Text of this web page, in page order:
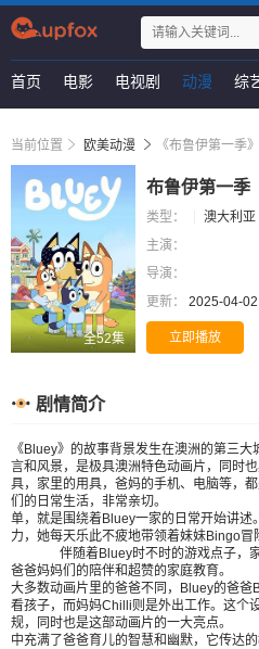
首页 电影 电视剧 动漫 综
当前位置 欧美动漫 《布鲁伊第一季》
全52集
布鲁伊第一季
类型： 澳大利亚
主演：
导演：
更新：
2025-04-02
立即播放
剧情简介
《Bluey》的故事背景发生在澳洲的第三
言和风景，是极具澳洲特色动画片，同时
具，家里的用具，爸妈的手机、电脑等，
们的日常生活，非常
单，就是围绕着Bluey一家的日常开始讲
力，她每天乐此不疲地带
伴随着Bluey时不时的游戏点子，家
爸爸妈妈们的陪伴和
大多数动画片里的爸爸不同，Bluey的爸
看孩子，而妈妈Chilli则是外出工作。这个
规，同时也是这部动
中充满了爸爸育儿的智慧和幽默，它传达